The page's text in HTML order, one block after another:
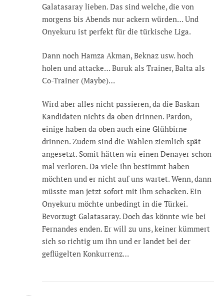
Galatasaray lieben. Das sind welche, die von
morgens bis Abends nur ackern würden… Und
Onyekuru ist perfekt für die türkische Liga.
Dann noch Hamza Akman, Beknaz usw. hoch
holen und attacke… Buruk als Trainer, Balta als
Co-Trainer (Maybe)…
Wird aber alles nicht passieren, da die Baskan
Kandidaten nichts da oben drinnen. Pardon,
einige haben da oben auch eine Glühbirne
drinnen. Zudem sind die Wahlen ziemlich spät
angesetzt. Somit hätten wir einen Denayer schon
mal verloren. Da viele ihn bestimmt haben
möchten und er nicht auf uns wartet. Wenn, dann
müsste man jetzt sofort mit ihm schacken. Ein
Onyekuru möchte unbedingt in die Türkei.
Bevorzugt Galatasaray. Doch das könnte wie bei
Fernandes enden. Er will zu uns, keiner kümmert
sich so richtig um ihn und er landet bei der
geflügelten Konkurrenz…